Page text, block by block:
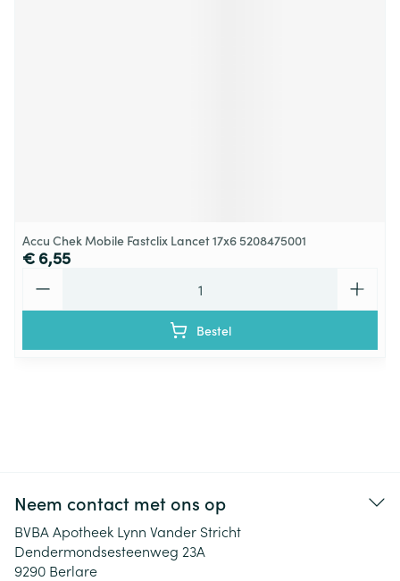
Accu Chek Mobile Fastclix Lancet 17x6 5208475001
€ 6,55
Bestel
Neem contact met ons op
BVBA Apotheek Lynn Vander Stricht
Dendermondsesteenweg 23A
9290 Berlare